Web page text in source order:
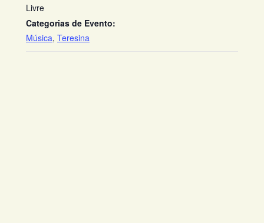
Livre
Categorias de Evento:
Música, Teresina